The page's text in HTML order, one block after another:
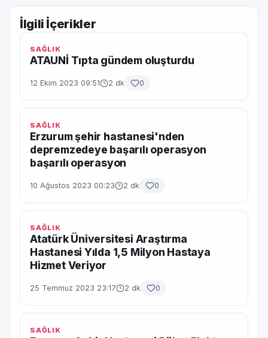
İlgili İçerikler
SAĞLIK
ATAUNİ Tıpta gündem oluşturdu
12 Ekim 2023 09:51 2 dk 0
SAĞLIK
Erzurum şehir hastanesi'nden
depremzedeye başarılı operasyon
başarılı operasyon
10 Ağustos 2023 00:23 2 dk 0
SAĞLIK
Atatürk Üniversitesi Araştırma
Hastanesi Yılda 1,5 Milyon Hastaya
Hizmet Veriyor
25 Temmuz 2023 23:17 2 dk 0
SAĞLIK